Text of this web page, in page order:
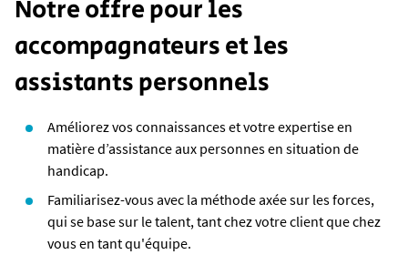
Notre offre pour les
accompagnateurs et les
assistants personnels
Améliorez vos connaissances et votre expertise en
matière d’assistance aux personnes en situation de
handicap.
Familiarisez-vous avec la méthode axée sur les forces,
qui se base sur le talent, tant chez votre client que chez
vous en tant qu'équipe.